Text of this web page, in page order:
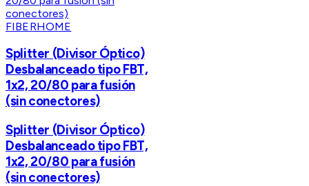
FIBERHOME
Splitter (Divisor Óptico)
Desbalanceado tipo FBT,
1x2, 20/80 para fusión
(sin conectores)
Splitter (Divisor Óptico)
Desbalanceado tipo FBT,
1x2, 20/80 para fusión
(sin conectores)